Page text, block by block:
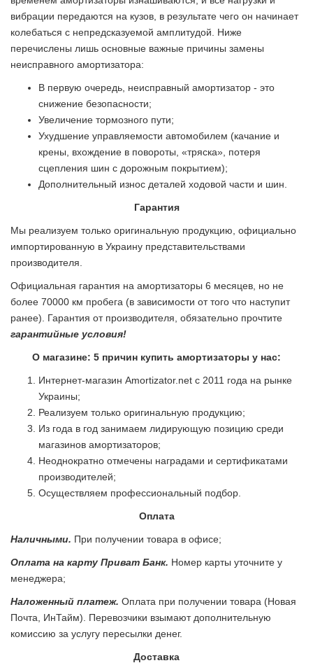
вибрации передаются на кузов, в результате чего он начинает
колебаться с непредсказуемой амплитудой. Ниже
перечислены лишь основные важные причины замены
неисправного амортизатора:
В первую очередь, неисправный амортизатор - это
снижение безопасности;
Увеличение тормозного пути;
Ухудшение управляемости автомобилем (качание и
крены, вхождение в повороты, «тряска», потеря
сцепления шин с дорожным покрытием);
Дополнительный износ деталей ходовой части и шин.
Гарантия
Мы реализуем только оригинальную продукцию, официально
импортированную в Украину представительствами
производителя.
Официальная гарантия на амортизаторы 6 месяцев, но не
более 70000 км пробега (в зависимости от того что наступит
ранее). Гарантия от производителя, обязательно прочтите
гарантийные условия!
О магазине: 5 причин купить амортизаторы у нас:
Интернет-магазин Amortizator.net с 2011 года на рынке
Украины;
Реализуем только оригинальную продукцию;
Из года в год занимаем лидирующую позицию среди
магазинов амортизаторов;
Неоднократно отмечены наградами и сертификатами
производителей;
Осуществляем профессиональный подбор.
Оплата
Наличными. При получении товара в офисе;
Оплата на карту Приват Банк. Номер карты уточните у
менеджера;
Наложенный платеж. Оплата при получении товара (Новая
Почта, ИнТайм). Перевозчики взымают дополнительную
комиссию за услугу пересылки денег.
Доставка